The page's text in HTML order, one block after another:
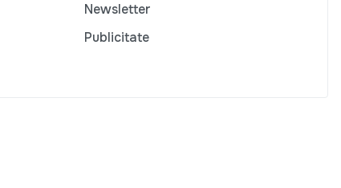
Newsletter
Publicitate